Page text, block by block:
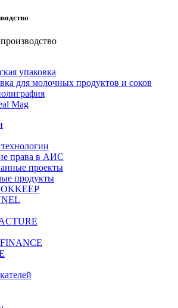
упаковка
для молочных продуктов и соков
Mag
права в АИС
проекты
продукты